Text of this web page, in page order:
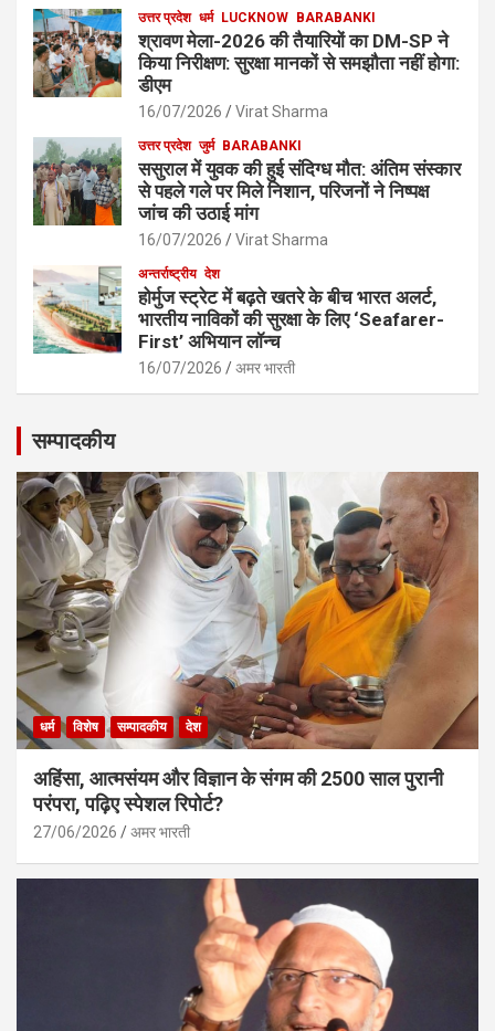
उत्तर प्रदेश धर्म LUCKNOW BARABANKI
श्रावण मेला-2026 की तैयारियों का DM-SP ने
किया निरीक्षण: सुरक्षा मानकों से समझौता नहीं होगा:
डीएम
16/07/2026 Virat Sharma
उत्तर प्रदेश जुर्म BARABANKI
ससुराल में युवक की हुई संदिग्ध मौत: अंतिम संस्कार
से पहले गले पर मिले निशान, परिजनों ने निष्पक्ष
जांच की उठाई मांग
16/07/2026 Virat Sharma
अन्तर्राष्ट्रीय देश
होर्मुज स्ट्रेट में बढ़ते खतरे के बीच भारत अलर्ट,
भारतीय नाविकों की सुरक्षा के लिए ‘Seafarer-
First’ अभियान लॉन्च
16/07/2026 अमर भारती
सम्पादकीय
धर्म विशेष सम्पादकीय देश
अहिंसा, आत्मसंयम और विज्ञान के संगम की 2500 साल पुरानी
परंपरा, पढ़िए स्पेशल रिपोर्ट?
27/06/2026 अमर भारती